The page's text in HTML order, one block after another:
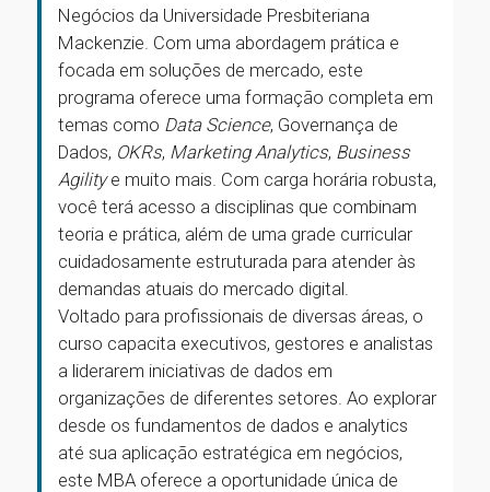
Negócios da Universidade Presbiteriana
Mackenzie. Com uma abordagem prática e
focada em soluções de mercado, este
programa oferece uma formação completa em
temas como Data Science, Governança de
Dados, OKRs, Marketing Analytics, Business
Agilitye muito mais. Com carga horária robusta,
você terá acesso a disciplinas que combinam
teoria e prática, além de uma grade curricular
cuidadosamente estruturada para atender às
demandas atuais do mercado digital.
Voltado para profissionais de diversas áreas, o
curso capacita executivos, gestores e analistas
a liderarem iniciativas de dados em
organizações de diferentes setores. Ao explorar
desde os fundamentos de dados e analytics
até sua aplicação estratégica em negócios,
este MBA oferece a oportunidade única de